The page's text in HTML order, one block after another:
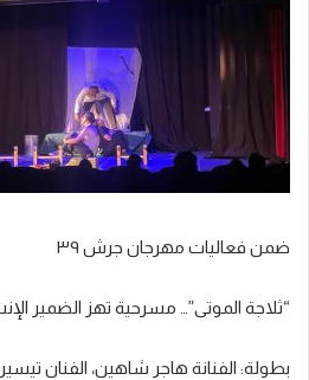
ضمن فعاليات مهرجان جرش ٣٩
“ثلاجة الموتى”… مسرحية تهز الضمير
بطولة: الفنانة هاجر شاهين، الفنان